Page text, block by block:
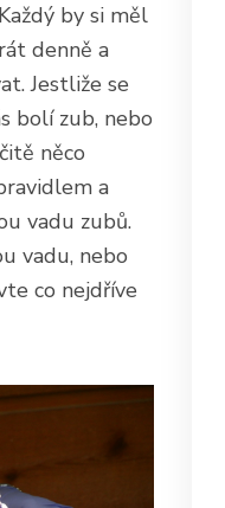
by si měl
denně a
Jestliže se
bolí zub, nebo
něco
a
vadu zubů.
vadu, nebo
co nejdříve